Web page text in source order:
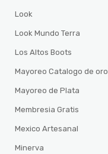
Look
Look Mundo Terra
Los Altos Boots
Mayoreo Catalogo de oro
Mayoreo de Plata
Membresia Gratis
Mexico Artesanal
Minerva